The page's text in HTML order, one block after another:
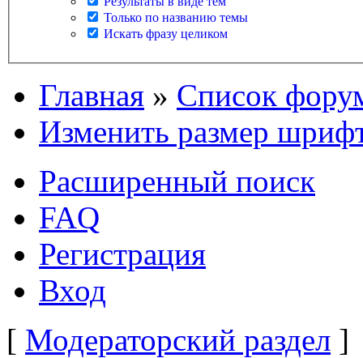
Только по названию темы
Искать фразу целиком
Главная » Список
Изменить размер
Расширенный поиск
FAQ
Регистрация
Вход
[ Модераторский раздел ]